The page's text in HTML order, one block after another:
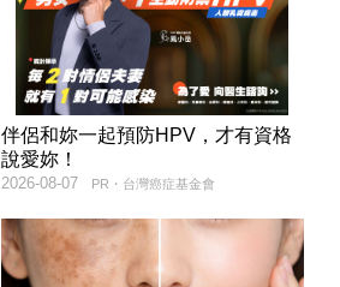
伴侶和妳一起預防HPV，才有資格
說愛妳！
PR・台灣癌症基金會
2026-08-07